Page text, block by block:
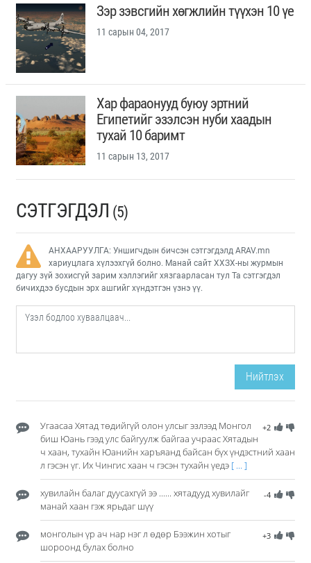
Зэр зэвсгийн хөгжлийн түүхэн 10 үе
11 сарын 04, 2017
Хар фараонууд буюу эртний
Египетийг эзэлсэн нуби хаадын
тухай 10 баримт
11 сарын 13, 2017
СЭТГЭГДЭЛ (5)
АНХААРУУЛГА: Уншигчдын бичсэн сэтгэгдэлд ARAV.mn
хариуцлага хүлээхгүй болно. Манай сайт ХХЗХ-ны журмын
дагуу зүй зохисгүй зарим хэллэгийг хязгаарласан тул Та сэтгэгдэл
бичихдээ бусдын эрх ашгийг хүндэтгэн үзнэ үү.
Нийтлэх
+2
Угаасаа Хятад төдийгүй олон улсыг эзлээд Монгол
биш Юань гээд улс байгуулж байгаа учраас Хятадын
ч хаан, тухайн Юанийн харъяанд байсан бүх үндэстний хаан
л гэсэн үг. Их Чингис хаан ч гэсэн тухайн үедэ [ ... ]
-4
хувилайн балаг дуусахгүй ээ ...... хятадууд хувилайг
манай хаан гэж ярьдаг шүү
+3
монголын үр ач нар нэг л өдөр Бээжин хотыг
шороонд булах болно